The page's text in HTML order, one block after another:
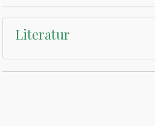
Literatur